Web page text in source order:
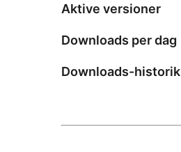
Aktive versioner
Downloads per dag
Downloads-historik